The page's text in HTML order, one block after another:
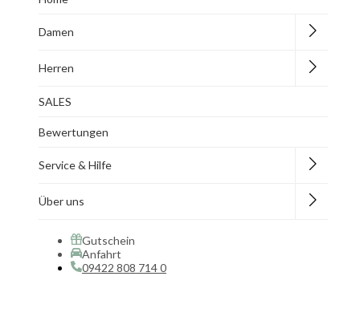
Damen
Herren
SALES
Bewertungen
Service & Hilfe
Über uns
Gutschein
Anfahrt
09422 808 714 0